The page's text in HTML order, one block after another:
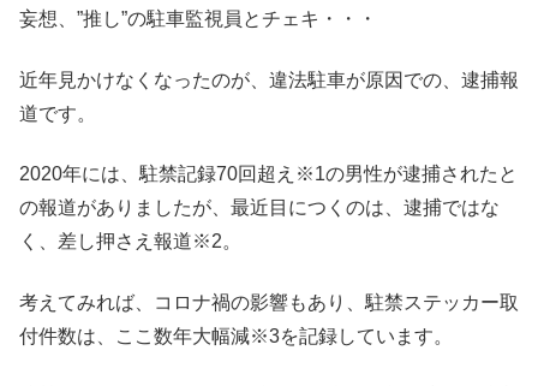
妄想、”推し”の駐車監視員とチェキ・・・
近年見かけなくなったのが、違法駐車が原因での、逮捕報
道です。
2020年には、駐禁記録70回超え※1の男性が逮捕されたと
の報道がありましたが、最近目につくのは、逮捕ではな
く、差し押さえ報道※2。
考えてみれば、コロナ禍の影響もあり、駐禁ステッカー取
付件数は、ここ数年大幅減※3を記録しています。